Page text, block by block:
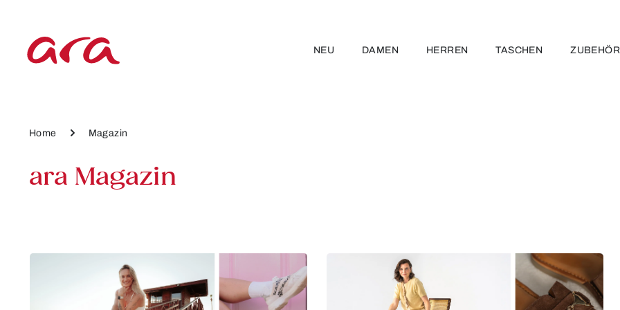
NEU DAMEN HERREN TASCHEN ZUBEHÖR
Home Magazin
ara Magazin